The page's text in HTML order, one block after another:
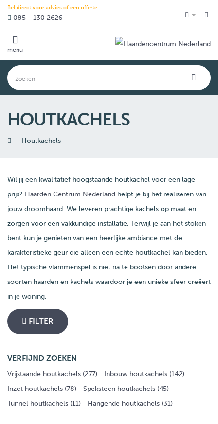
Bel direct voor advies of een offerte
085 - 130 2626
menu
HOUTKACHELS
Houtkachels
Wil jij een kwalitatief hoogstaande houtkachel voor een lage
prijs? Haarden Centrum Nederland helpt je bij het realiseren van
jouw droomhaard. We leveren prachtige kachels op maat en
zorgen voor een vakkundige installatie. Terwijl je aan het stoken
bent kun je genieten van een heerlijke ambiance met de
karakteristieke geur die alleen een echte houtkachel kan bieden.
Het typische vlammenspel is niet na te bootsen door andere
soorten haarden en kachels waardoor je een unieke sfeer creëert
in je woning.
FILTER
VERFIJND ZOEKEN
Vrijstaande houtkachels (277)
Inbouw houtkachels (142)
Inzet houtkachels (78)
Speksteen houtkachels (45)
Tunnel houtkachels (11)
Hangende houtkachels (31)